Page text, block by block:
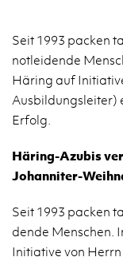
Seit 1993 packen
notleidende
Häring auf
Ausbildungsleiter)
Erfolg.
Hä­ring-Azu­bis
Jo­han­ni­ter-
Seit 1993 pa­cken
den­de Men­schen.
In­itia­ti­ve von